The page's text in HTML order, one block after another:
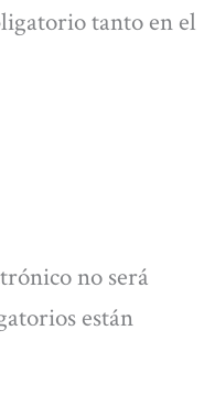
tanto en el
no será
están